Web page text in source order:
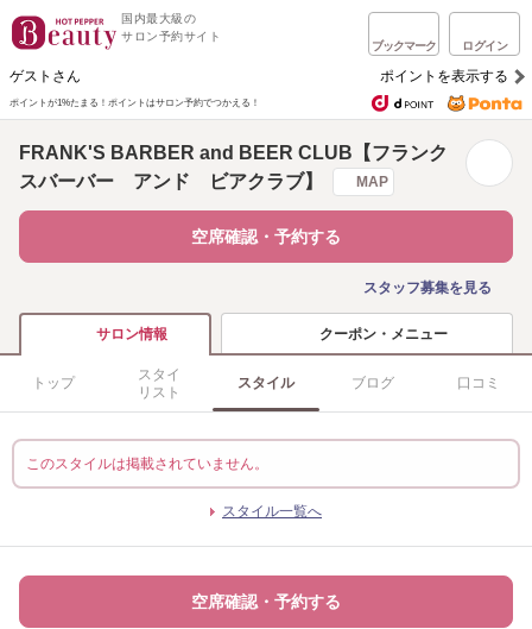
国内最大級の
サロン予約サイト
ブックマーク ログイン
ゲストさん ポイントを表示する
ポイントが1%たまる！ ポイントはサロン予約でつかえる！
FRANK'S BARBER and BEER CLUB【フランク
スバーバー アンド ビアクラブ】
MAP
空席確認・予約する
スタッフ募集を見る
サロン情報 クーポン・メニュー
トップ
スタイ
リスト
スタイル ブログ 口コミ
このスタイルは掲載されていません。
スタイル一覧へ
空席確認・予約する